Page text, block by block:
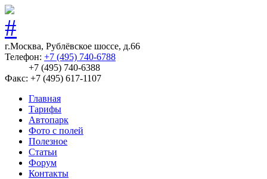
г.Москва, Рублёвское шоссе, д.66
Телефон: +7 (495) 740-6788
+7 (495) 740-6388
Факс: +7 (495) 617-1107
Главная
Тарифы
Автопарк
Фото с полей
Полезное
Статьи
Форум
Контакты